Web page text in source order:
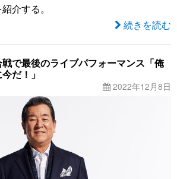
介する。
続きを読む
で最後のライブパフォーマンス「俺
だ！」
2022年12月8日